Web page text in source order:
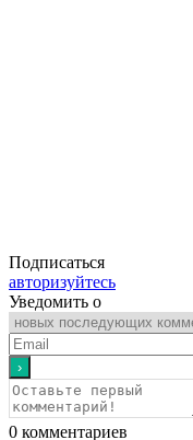
Подписаться
авторизуйтесь
Уведомить о
0 комментариев